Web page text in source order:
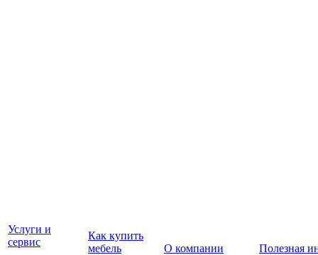
Услуги и
сервис
Как купить
мебель
О компании
Полезная